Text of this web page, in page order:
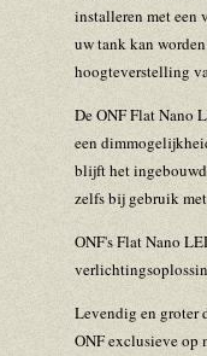
installeren met een
uw tank kan
hoogteverstelling
De ONF Flat Nano
een
blijft het
zelfs bij gebruik
ONF's Flat Nano
Levendig en groter
ONF exclusieve op